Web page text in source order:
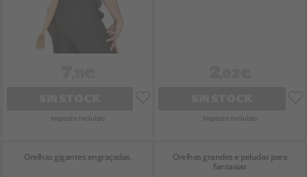
Imposto Incluído Imposto Incluído
Orelhas gigantes engraçadas.
Orelhas grandes e peludas para
fantasias